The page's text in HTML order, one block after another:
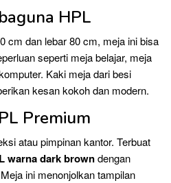
HPL
cm dan lebar 80 cm, meja ini bisa
seperti meja belajar, meja
Kaki meja dari besi
kesan kokoh dan modern.
Premium
atau pimpinan kantor. Terbuat
warna dark browndengan
ini menonjolkan tampilan